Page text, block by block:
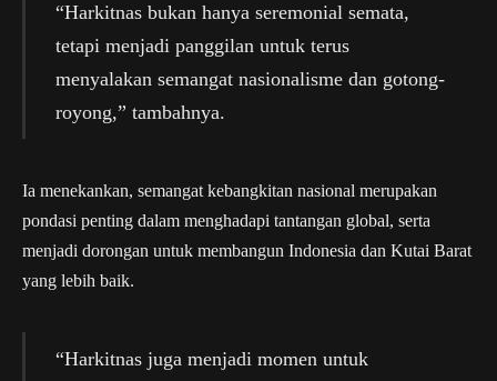
“Harkitnas bukan hanya seremonial semata,
tetapi menjadi panggilan untuk terus
menyalakan semangat nasionalisme dan gotong-
royong,” tambahnya.
Ia menekankan, semangat kebangkitan nasional merupakan
pondasi penting dalam menghadapi tantangan global, serta
menjadi dorongan untuk membangun Indonesia dan Kutai Barat
yang lebih baik.
“Harkitnas juga menjadi momen untuk